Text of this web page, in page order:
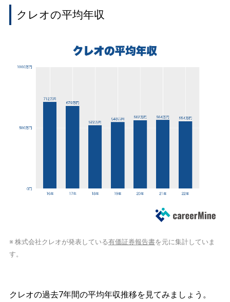
クレオの平均年収
※ 株式会社クレオが発表している有価証券報告書を元に集計していま
す。
クレオの過去7年間の平均年収推移を見てみましょう。